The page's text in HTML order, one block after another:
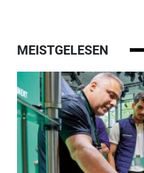
MEISTGELESEN